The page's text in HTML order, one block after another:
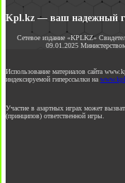
Kpl.kz — ваш надежный
Сетевое издание «KPLKZ»
09.01.2025
Использование материалов сайта
индексируемой гиперссылки на
Участие в азартных играх может
(принципов) ответственной игры.